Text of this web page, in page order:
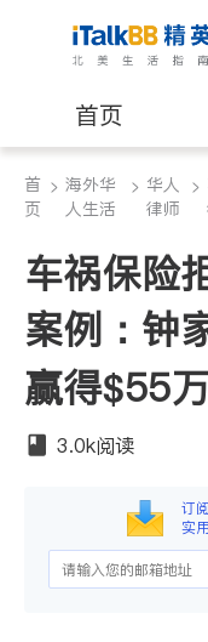
首页
医生
保险理财
建筑装修
养老
首
页
> 海外华
人生活
> 华人
律师
>
车祸保险
案例：钟
赢得$55
3.0k阅读
订
实